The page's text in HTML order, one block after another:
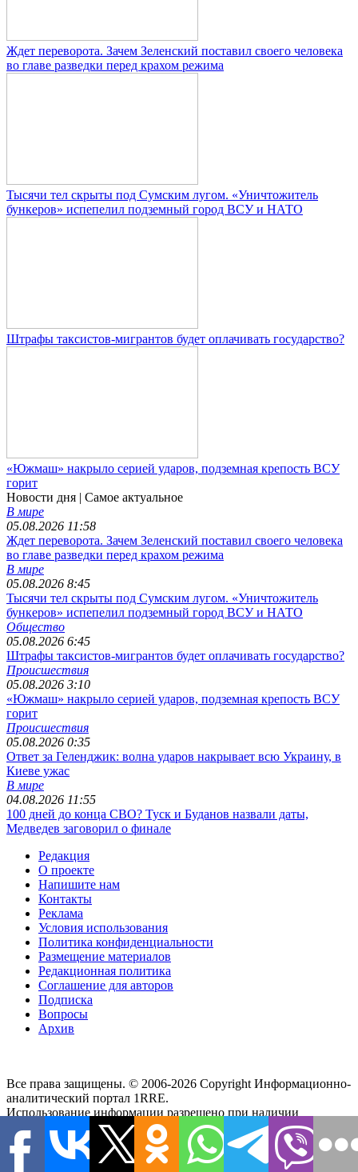
Ждет переворота. Зачем Зеленский поставил своего человека
во главе разведки перед крахом режима
Тысячи тел скрыты под Сумским лугом. «Уничтожитель
бункеров» испепелил подземный город ВСУ и НАТО
Штрафы таксистов-мигрантов будет оплачивать государство?
«Южмаш» накрыло серией ударов, подземная крепость ВСУ
горит
Новости дня | Самое актуальное
В мире
05.08.2026 11:58
Ждет переворота. Зачем Зеленский поставил своего человека
во главе разведки перед крахом режима
В мире
05.08.2026 8:45
Тысячи тел скрыты под Сумским лугом. «Уничтожитель
бункеров» испепелил подземный город ВСУ и НАТО
Общество
05.08.2026 6:45
Штрафы таксистов-мигрантов будет оплачивать государство?
Происшествия
05.08.2026 3:10
«Южмаш» накрыло серией ударов, подземная крепость ВСУ
горит
Происшествия
05.08.2026 0:35
Ответ за Геленджик: волна ударов накрывает всю Украину, в
Киеве ужас
В мире
04.08.2026 11:55
100 дней до конца СВО? Туск и Буданов назвали даты,
Медведев заговорил о финале
Редакция
О проекте
Напишите нам
Контакты
Реклама
Условия использования
Политика конфиденциальности
Размещение материалов
Редакционная политика
Соглашение для авторов
Подписка
Вопросы
Архив
Все права защищены. © 2006-2026 Copyright Информационно-
аналитический портал 1RRE.
Использование информации разрешено при наличии
активной гиперссылки на сайт. Редакция не несет
ответственности за достоверность информации,
содержащейся в рекламных объявлениях, за мнения,